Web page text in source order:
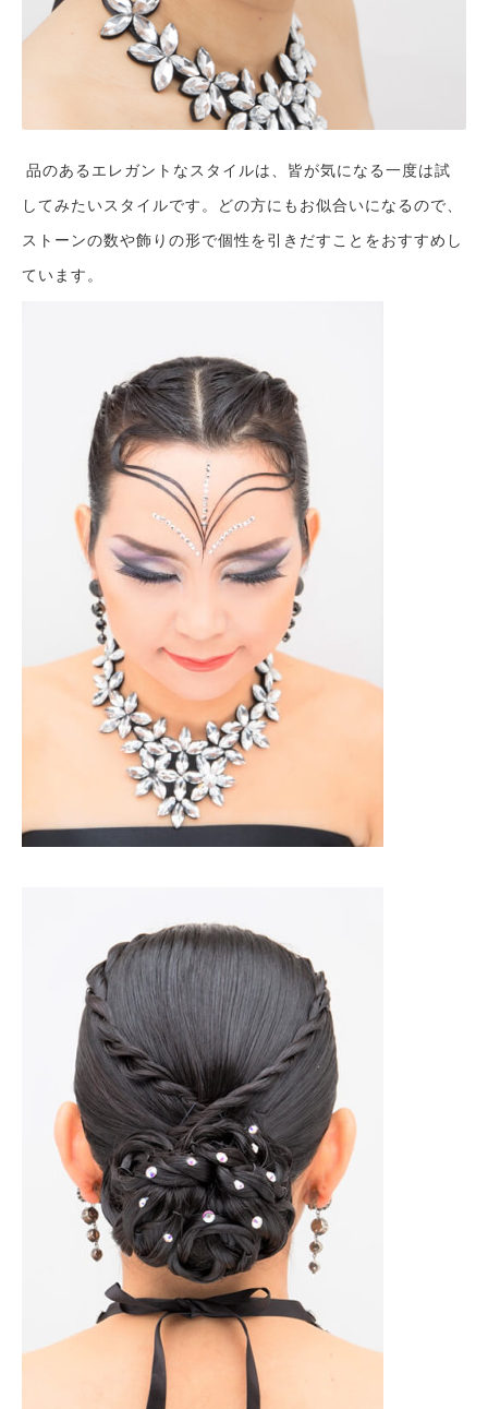
品のあるエレガントなスタイルは、皆が気になる一度は試
してみたいスタイルです。どの方にもお似合いになるので、
ストーンの数や飾りの形で個性を引きだすことをおすすめし
ています。